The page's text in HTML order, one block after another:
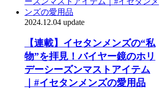
2024.12.04 update
【連載】イセタンメンズの“私
物”を拝見！バイヤー鏡のホリ
デーシーズンマストアイテム
｜#イセタンメンズの愛用品